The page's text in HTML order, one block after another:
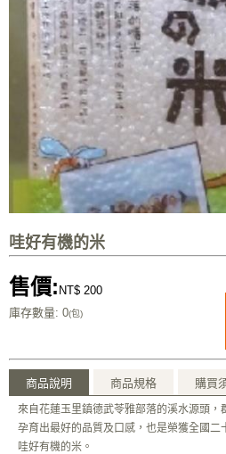
哇好有機的米
售價: NT$ 200
庫存數量: 0(包)
商品說明 商品規格 購買
來自花蓮玉里鎮德武苓雅部落的溪水源頭，
孕育出最好的品質及口感，也是榮獲全國二
哇好有機的米。